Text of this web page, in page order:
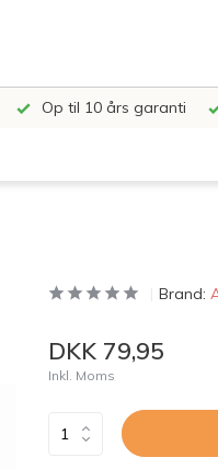
Op til 10 års garanti
Brand:
DKK 79,95
Inkl. Moms